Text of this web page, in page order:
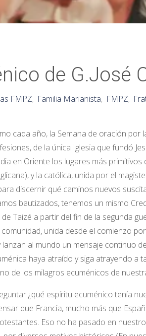
de G.José
FMPZ, Familia Marianista, FMPZ,
cada año, la Semana de oración por
de la única Iglesia que fundó
en Oriente los lugares más
y la católica, unida por el
discernir qué caminos nuevos
bautizados, tenemos un mismo
Taizé a partir del fin de la segunda
unida desde el comienzo
al mundo un mensaje continuo
haya atraído y siga atrayendo a
de los milagros ecuménicos de
¿qué espíritu ecuménico tenía
que Francia, mucho más que
Eso no ha pasado en nuestro